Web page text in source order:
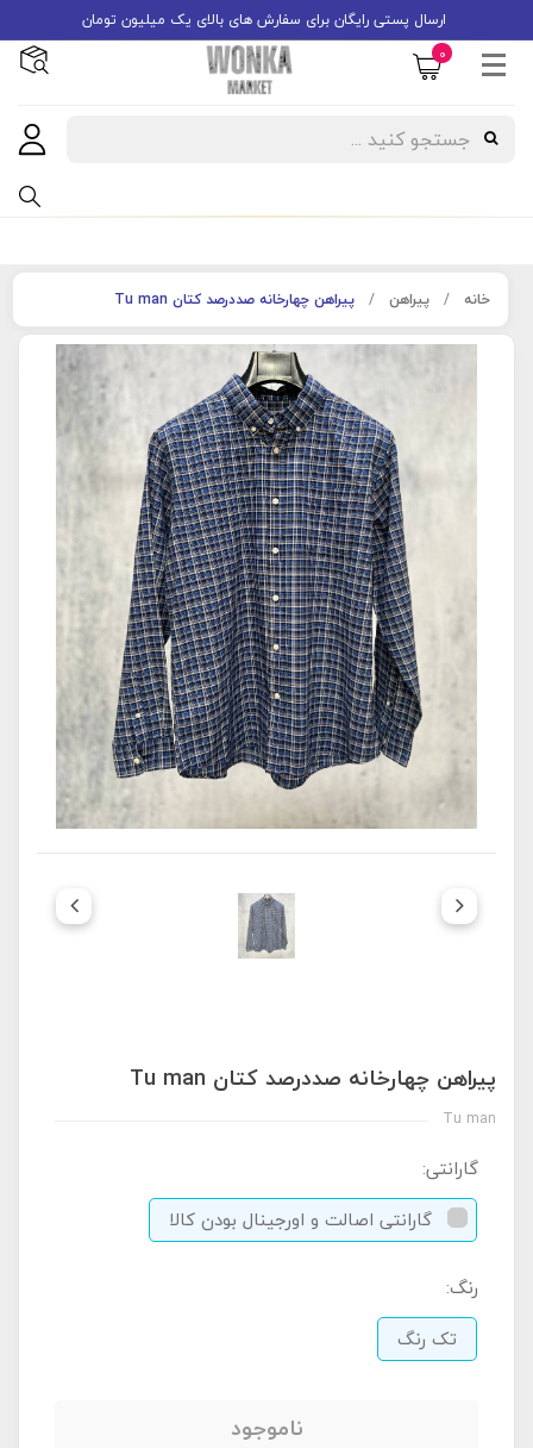
ارسال پستی رایگان برای سفارش های بالای یک میلیون تومان
0
خانه پیراهن پیراهن چهارخانه صددرصد کتان Tu man
پیراهن چهارخانه صددرصد کتان Tu man
Tu man
گارانتی:
گارانتی اصالت و اورجینال بودن کالا
رنگ:
تک رنگ
ناموجود